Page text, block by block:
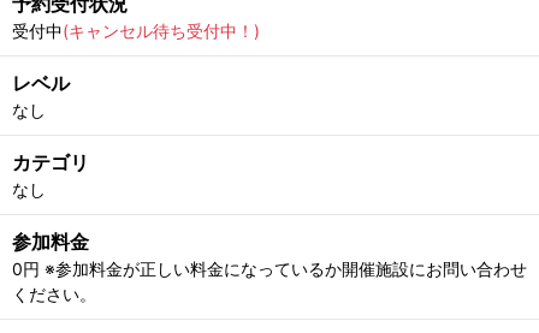
受付中(キャンセル待ち受付中！)
レベル
なし
カテゴリ
なし
参加料金
0円 ※参加料金が正しい料金になっているか開催施設にお問い合わせ
ください。